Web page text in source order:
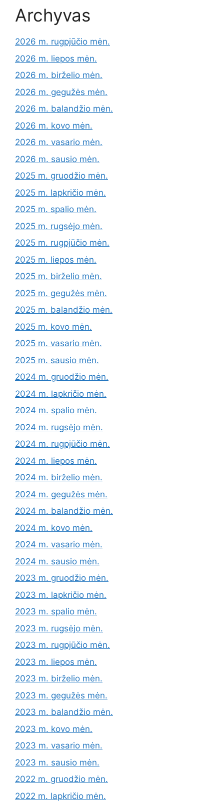
Archyvas
2026 m. rugpjūčio mėn.
2026 m. liepos mėn.
2026 m. birželio mėn.
2026 m. gegužės mėn.
2026 m. balandžio mėn.
2026 m. kovo mėn.
2026 m. vasario mėn.
2026 m. sausio mėn.
2025 m. gruodžio mėn.
2025 m. lapkričio mėn.
2025 m. spalio mėn.
2025 m. rugsėjo mėn.
2025 m. rugpjūčio mėn.
2025 m. liepos mėn.
2025 m. birželio mėn.
2025 m. gegužės mėn.
2025 m. balandžio mėn.
2025 m. kovo mėn.
2025 m. vasario mėn.
2025 m. sausio mėn.
2024 m. gruodžio mėn.
2024 m. lapkričio mėn.
2024 m. spalio mėn.
2024 m. rugsėjo mėn.
2024 m. rugpjūčio mėn.
2024 m. liepos mėn.
2024 m. birželio mėn.
2024 m. gegužės mėn.
2024 m. balandžio mėn.
2024 m. kovo mėn.
2024 m. vasario mėn.
2024 m. sausio mėn.
2023 m. gruodžio mėn.
2023 m. lapkričio mėn.
2023 m. spalio mėn.
2023 m. rugsėjo mėn.
2023 m. rugpjūčio mėn.
2023 m. liepos mėn.
2023 m. birželio mėn.
2023 m. gegužės mėn.
2023 m. balandžio mėn.
2023 m. kovo mėn.
2023 m. vasario mėn.
2023 m. sausio mėn.
2022 m. gruodžio mėn.
2022 m. lapkričio mėn.